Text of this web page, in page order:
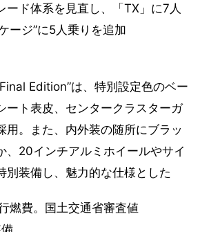
ード体系を見直し、「TX」に7人
ージ”に5人乗りを追加
Edition”は、特別設定色のベー
ート表皮、センタークラスターガ
用。また、内外装の随所にブラッ
、20インチアルミホイールやサイ
別装備し、魅力的な仕様とした
燃費。国土交通省審査値